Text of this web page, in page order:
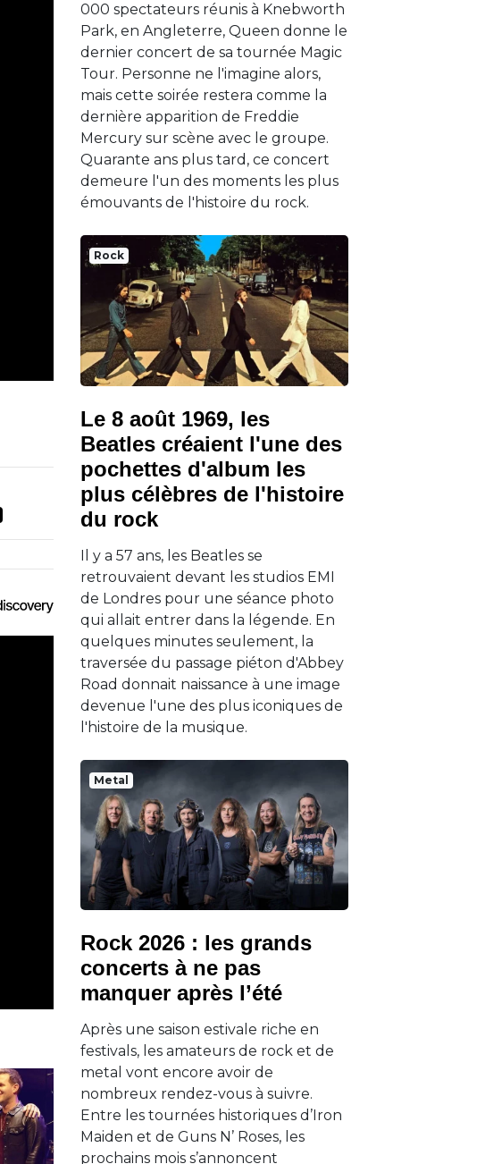
000 spectateurs réunis à Knebworth
Park, en Angleterre, Queen donne le
dernier concert de sa tournée Magic
Tour. Personne ne l'imagine alors,
mais cette soirée restera comme la
dernière apparition de Freddie
Mercury sur scène avec le groupe.
Quarante ans plus tard, ce concert
demeure l'un des moments les plus
émouvants de l'histoire du rock.
Rock
Le 8 août 1969, les
Beatles créaient l'une des
pochettes d'album les
plus célèbres de l'histoire
du rock
Il y a 57 ans, les Beatles se
retrouvaient devant les studios EMI
de Londres pour une séance photo
qui allait entrer dans la légende. En
quelques minutes seulement, la
traversée du passage piéton d'Abbey
Road donnait naissance à une image
devenue l'une des plus iconiques de
l'histoire de la musique.
Metal
Rock 2026 : les grands
concerts à ne pas
manquer après l’été
Après une saison estivale riche en
festivals, les amateurs de rock et de
metal vont encore avoir de
nombreux rendez-vous à suivre.
Entre les tournées historiques d’Iron
Maiden et de Guns N’ Roses, les
prochains mois s’annoncent